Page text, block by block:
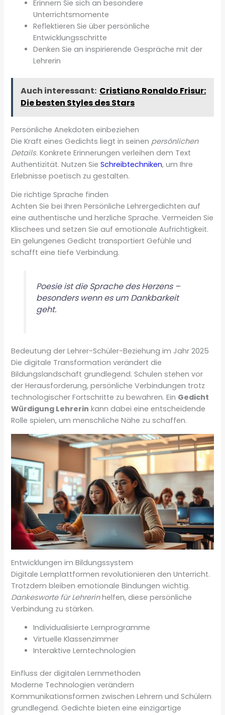
Erinnern Sie sich an besondere
Unterrichtsmomente
Reflektieren Sie über persönliche
Entwicklungsschritte
Denken Sie an inspirierende Gespräche mit der
Lehrerin
Auch interessant: Cristiano Ronaldo Frisur:
Die besten Styles des Stars
Persönliche Anekdoten einbeziehen
Die Kraft eines Gedichts liegt in seinen persönlichen
Details. Konkrete Erinnerungen verleihen dem Text
Authentizität. Nutzen SieSchreibtechniken, um Ihre
Erlebnisse poetisch zu gestalten.
Die richtige Sprache finden
Achten Sie bei Ihren Persönliche Lehrergedichten auf
eine authentische und herzliche Sprache. Vermeiden Sie
Klischees und setzen Sie auf emotionale Aufrichtigkeit.
Ein gelungenes Gedicht transportiert Gefühle und
schafft eine tiefe Verbindung.
Poesie ist die Sprache des Herzens –
besonders wenn es um Dankbarkeit
geht.
Bedeutung der Lehrer-Schüler-Beziehung im Jahr 2025
Die digitale Transformation verändert die
Bildungslandschaft grundlegend. Schulen stehen vor
der Herausforderung, persönliche Verbindungen trotz
technologischer Fortschritte zu bewahren. Ein Gedicht
Würdigung Lehrerin kann dabei eine entscheidende
Rolle spielen, um menschliche Nähe zu schaffen.
Entwicklungen im Bildungssystem
Digitale Lernplattformen revolutionieren den Unterricht.
Trotzdem bleiben emotionale Bindungen wichtig.
Dankesworte für Lehrerinhelfen, diese persönliche
Verbindung zu stärken.
Individualisierte Lernprogramme
Virtuelle Klassenzimmer
Interaktive Lerntechnologien
Einfluss der digitalen Lernmethoden
Moderne Technologien verändern
Kommunikationsformen zwischen Lehrern und Schülern
grundlegend. Gedichte bieten eine einzigartige